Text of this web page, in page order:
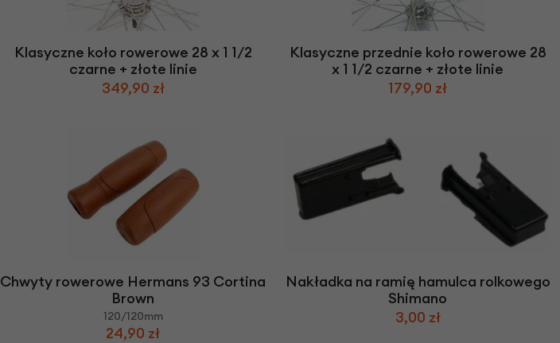
Klasyczne koło rowerowe 28 x 1 1/2
czarne + złote linie
349,90 zł
Klasyczne przednie koło rowerowe 28
x 1 1/2 czarne + złote linie
179,90 zł
Chwyty rowerowe Hermans 93 Cortina
Brown
120/120mm
24,90 zł
Nakładka na ramię hamulca rolkowego
Shimano
3,00 zł